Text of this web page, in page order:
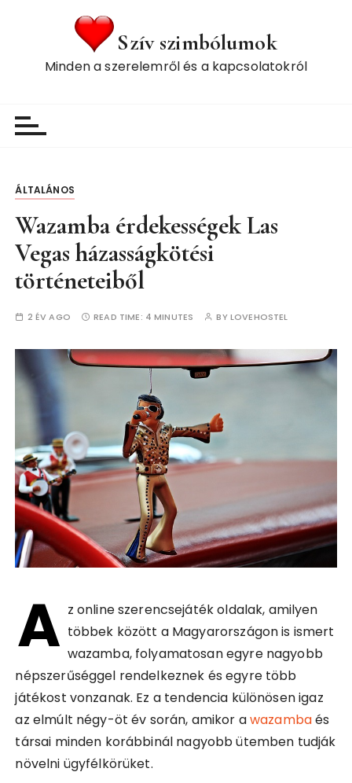
Szív szimbólumok
Minden a szerelemről és a kapcsolatokról
ÁLTALÁNOS
Wazamba érdekességek Las
Vegas házasságkötési
történeteiből
2 ÉV AGO READ TIME: 4 MINUTES BYLOVEHOSTEL
A z online szerencsejáték oldalak, amilyen
többek között a Magyarországon is ismert
wazamba, folyamatosan egyre nagyobb
népszerűséggel rendelkeznek és egyre több
játékost vonzanak. Ez a tendencia különösen igaz
az elmúlt négy-öt év során, amikor awazambaés
társai minden korábbinál nagyobb ütemben tudják
növelni ügyfélkörüket.